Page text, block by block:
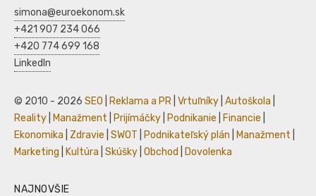
simona@euroekonom.sk
+421 907 234 066
+420 774 699 168
LinkedIn
© 2010 - 2026 SEO Reklama a PR Vrtuľníky Autoškola
Reality
Manažment Prijímáčky Podnikanie Financie
Ekonomika
Zdravie SWOT Podnikateľský plán Manažment
Marketing
Kultúra Skúšky Obchod Dovolenka
NAJNOVŠIE